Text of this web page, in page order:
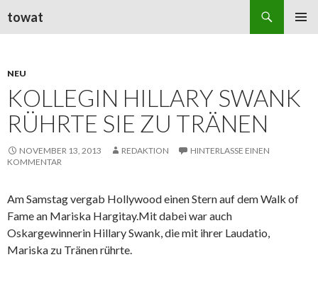
towat
NEU
KOLLEGIN HILLARY SWANK
RÜHRTE SIE ZU TRÄNEN
NOVEMBER 13, 2013 REDAKTION
HINTERLASSE EINEN
KOMMENTAR
Am Samstag vergab Hollywood einen Stern auf dem Walk of
Fame an Mariska Hargitay.Mit dabei war auch
Oskargewinnerin Hillary Swank, die mit ihrer Laudatio,
Mariska zu Tränen rührte.